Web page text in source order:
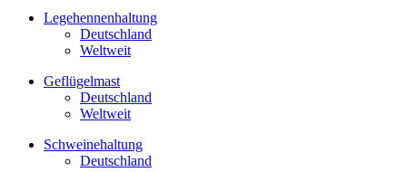
Legehennenhaltung
Deutschland
Weltweit
Geflügelmast
Deutschland
Weltweit
Schweinehaltung
Deutschland